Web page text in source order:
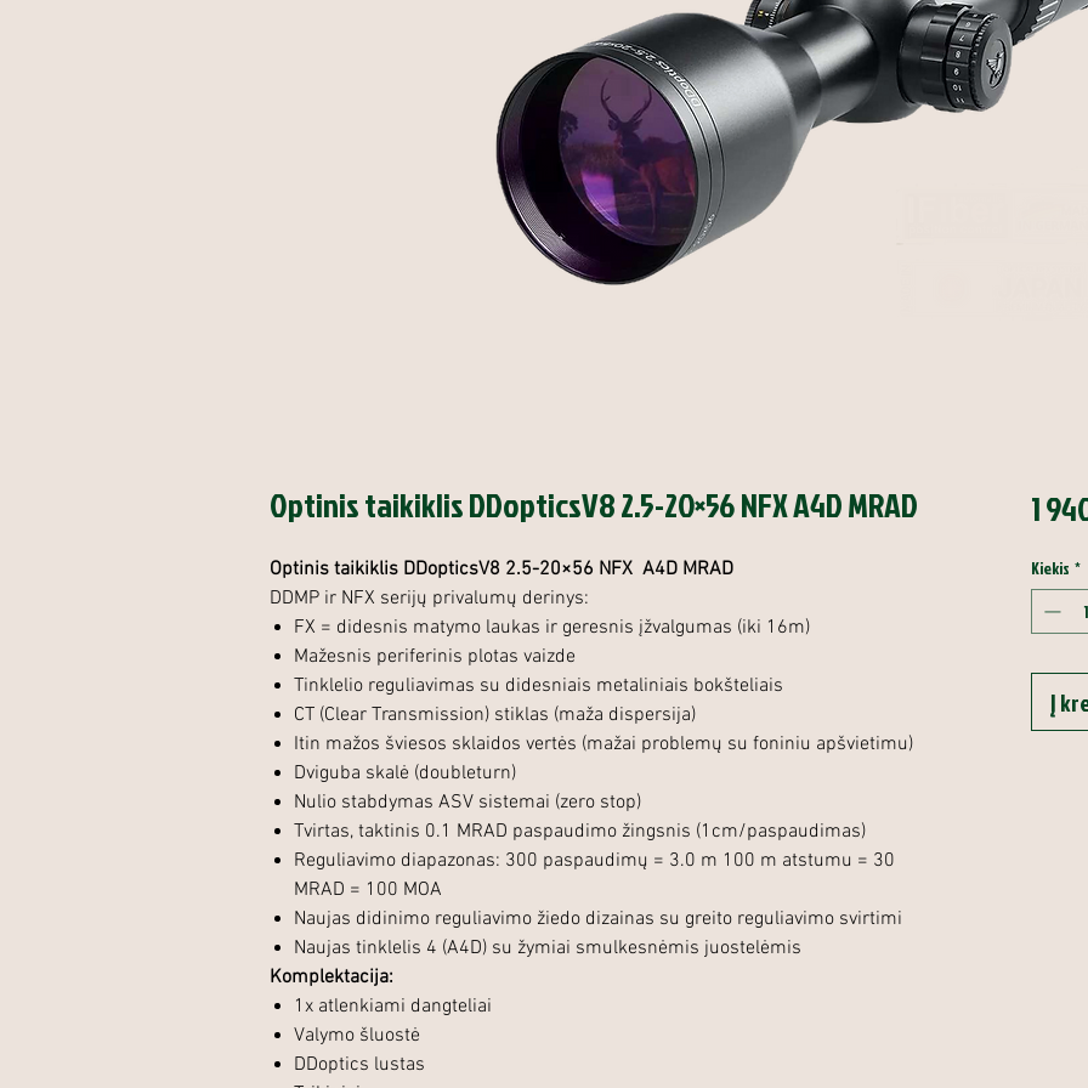
Optinis taikiklis DDopticsV8 2.5-20×56 NFX A4D MRAD
Optinis taikiklis DDopticsV8 2.5-20×56 NFX A4D MRAD
DDMP ir NFX serijų privalumų derinys:
FX = didesnis matymo laukas ir geresnis įžvalgumas (iki 16m)
Mažesnis periferinis plotas vaizde
Tinklelio reguliavimas su didesniais metaliniais bokšteliais
CT (Clear Transmission) stiklas (maža dispersija)
Itin mažos šviesos sklaidos vertės (mažai problemų su foniniu apšvietimu)
Dviguba skalė (doubleturn)
Nulio stabdymas ASV sistemai (zero stop)
Tvirtas, taktinis 0.1 MRAD paspaudimo žingsnis (1cm/paspaudimas)
Reguliavimo diapazonas: 300 paspaudimų = 3.0 m 100 m atstumu = 30
MRAD = 100 MOA
Naujas didinimo reguliavimo žiedo dizainas su greito reguliavimo svirtimi
Naujas tinklelis 4 (A4D) su žymiai smulkesnėmis juostelėmis
Komplektacija:
1x atlenkiami dangteliai
Valymo šluostė
DDoptics lustas
1
Kiekis *
Į